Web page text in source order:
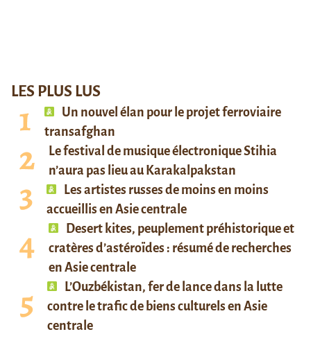
LES PLUS LUS
Un nouvel élan pour le projet ferroviaire
transafghan
Le festival de musique électronique Stihia
n’aura pas lieu au Karakalpakstan
Les artistes russes de moins en moins
accueillis en Asie centrale
Desert kites, peuplement préhistorique et
cratères d’astéroïdes : résumé de recherches
en Asie centrale
L’Ouzbékistan, fer de lance dans la lutte
contre le trafic de biens culturels en Asie
centrale